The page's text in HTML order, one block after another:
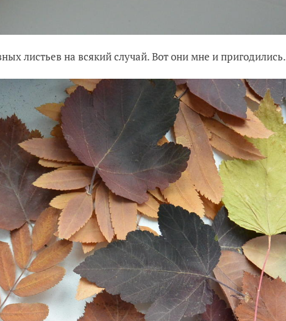
листьев на всякий случай. Вот они мне и пригодились.